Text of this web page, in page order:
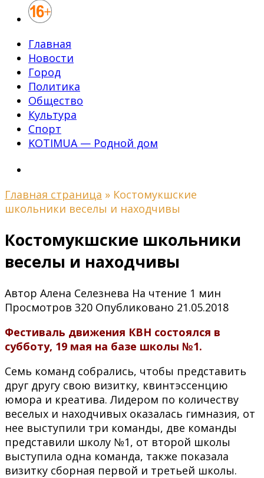
Главная
Новости
Город
Политика
Общество
Культура
Спорт
KOTIMUA — Родной дом
Главная страница » Костомукшские
школьники веселы и находчивы
Костомукшские школьники
веселы и находчивы
Автор Алена Селезнева На чтение 1 мин
Просмотров 320 Опубликовано 21.05.2018
Фестиваль движения КВН состоялся в
субботу, 19 мая на базе школы №1.
Семь команд собрались, чтобы представить
друг другу свою визитку, квинтэссенцию
юмора и креатива. Лидером по количеству
веселых и находчивых оказалась гимназия, от
нее выступили три команды, две команды
представили школу №1, от второй школы
выступила одна команда, также показала
визитку сборная первой и третьей школы.